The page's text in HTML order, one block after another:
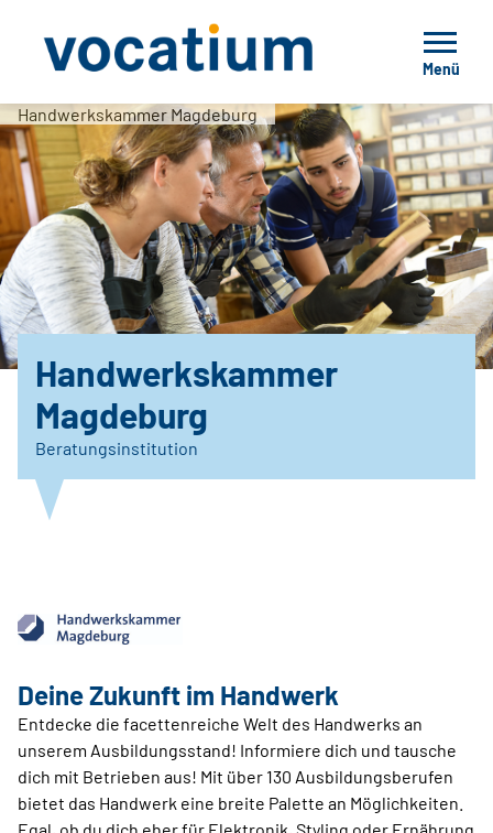
Menü
Handwerkskammer Magdeburg
Handwerkskammer
Magdeburg
Beratungsinstitution
Deine Zukunft im Handwerk
Entdecke die facettenreiche Welt des Handwerks an
unserem Ausbildungsstand! Informiere dich und tausche
dich mit Betrieben aus! Mit über 130 Ausbildungsberufen
bietet das Handwerk eine breite Palette an Möglichkeiten.